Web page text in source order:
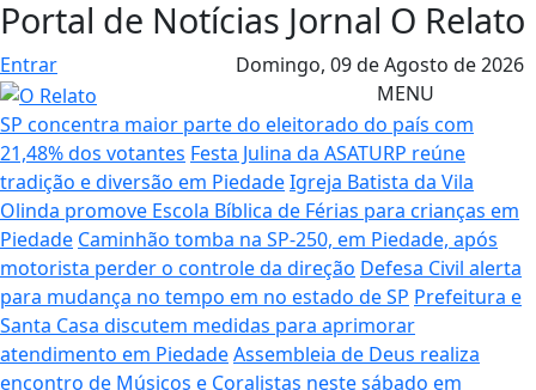
Portal de Notícias Jornal O Relato
Entrar Domingo, 09 de Agosto de 2026
MENU
SP concentra maior parte do eleitorado do país com
21,48% dos votantes Festa Julina da ASATURP reúne
tradição e diversão em PiedadeIgreja Batista da Vila
Olinda promove Escola Bíblica de Férias para crianças em
Piedade Caminhão tomba na SP-250, em Piedade, após
motorista perder o controle da direção Defesa Civil alerta
para mudança no tempo em no estado de SP Prefeitura e
Santa Casa discutem medidas para aprimorar
atendimento em PiedadeAssembleia de Deus realiza
encontro de Músicos e Coralistas neste sábado em